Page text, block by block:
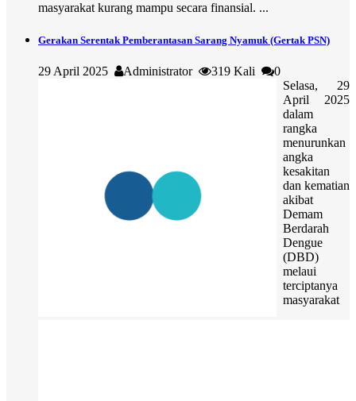
masyarakat kurang mampu secara finansial. ...
Gerakan Serentak Pemberantasan Sarang Nyamuk (Gertak PSN)
29 April 2025 Administrator 319 Kali
0
Selasa, 29
April 2025
dalam
rangka
menurunkan
angka
kesakitan
dan kematian
akibat
Demam
Berdarah
Dengue
(DBD)
melaui
terciptanya
masyarakat